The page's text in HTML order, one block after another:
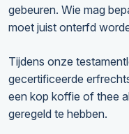
gebeuren. Wie mag
moet juist onterfd
Tijdens onze
gecertificeerde
een kop koffie of thee
geregeld te hebben.